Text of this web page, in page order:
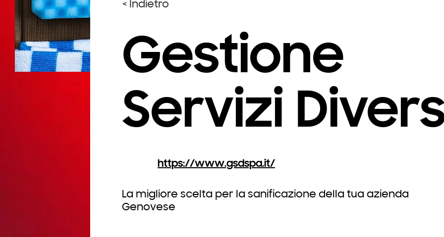
< Indietro
Gestione
Servizi
https://www.gsdspa.it/
La migliore scelta per la sanificazione della tua azienda
Genovese